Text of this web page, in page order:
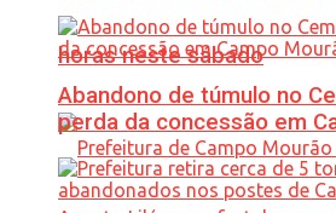
horas neste sábado
Abandono de túmulo no
perda da concessão em